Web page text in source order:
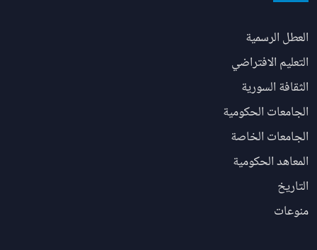
العطل الرسمية
التعليم الافتراضي
الثقافة السورية
الجامعات الحكومية
الجامعات الخاصة
المعاهد الحكومية
التاريخ
منوعات